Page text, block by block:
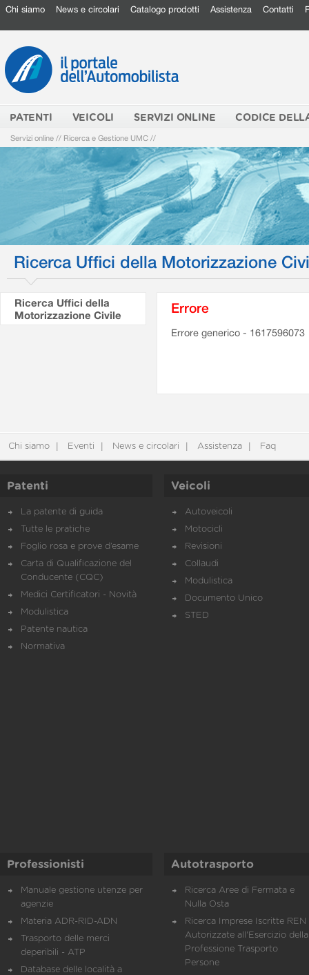
Chi siamo News e circolari Catalogo prodotti Assistenza Contatti
PATENTI VEICOLI SERVIZI ONLINE CODICE
Servizi online // Ricerca e Gestione UMC //
Ricerca Uffici della Motorizzazione
Ricerca Uffici della
Motorizzazione Civile
Errore
Errore generico - 1617596073
Chi siamo Eventi News e circolari Assistenza Faq
Patenti
La patente di guida
Tutte le pratiche
Foglio rosa e prove d’esame
Carta di Qualificazione del
Conducente (CQC)
Medici Certificatori - Novità
Modulistica
Patente nautica
Normativa
Veicoli
Autoveicoli
Motocicli
Revisioni
Collaudi
Modulistica
Documento Unico
STED
Professionisti
Manuale gestione utenze per
agenzie
Materia ADR-RID-ADN
Trasporto delle merci
deperibili - ATP
Database delle località a
Autotrasporto
Ricerca Aree di Fermata e
Nulla Osta
Ricerca Imprese Iscritte REN
Autorizzate all'Esercizio della
Professione Trasporto
Persone